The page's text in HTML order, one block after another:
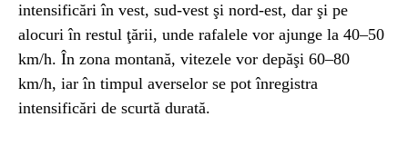
intensificări în vest, sud-vest şi nord-est, dar şi pe
alocuri în restul ţării, unde rafalele vor ajunge la 40–50
km/h. În zona montană, vitezele vor depăşi 60–80
km/h, iar în timpul averselor se pot înregistra
intensificări de scurtă durată.